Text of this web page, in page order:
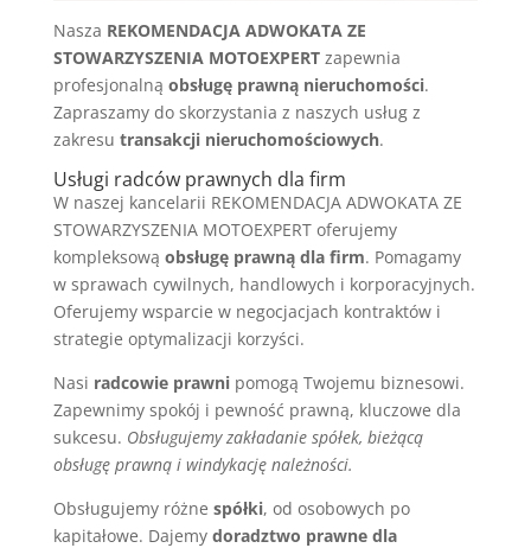
Nasza REKOMENDACJA ADWOKATA ZE
STOWARZYSZENIA MOTOEXPERTzapewnia
profesjonalną obsługę prawną nieruchomości.
Zapraszamy do skorzystania z naszych usług z
zakresu transakcji nieruchomościowych.
Usługi radców prawnych dla firm
W naszej kancelarii REKOMENDACJA ADWOKATA ZE
STOWARZYSZENIA MOTOEXPERT oferujemy
kompleksową obsługę prawną dla firm. Pomagamy
w sprawach cywilnych, handlowych i korporacyjnych.
Oferujemy wsparcie w negocjacjach kontraktów i
strategie optymalizacji korzyści.
Nasi radcowie prawnipomogą Twojemu biznesowi.
Zapewnimy spokój i pewność prawną, kluczowe dla
sukcesu. Obsługujemy zakładanie spółek, bieżącą
obsługę prawną i windykację należności.
Obsługujemy różne spółki, od osobowych po
kapitałowe. Dajemy doradztwo prawne dla